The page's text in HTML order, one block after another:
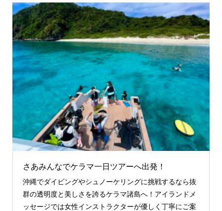
さあみんなでケラマ一日ツアーへ出発！
沖縄でダイビングやシュノーケリングに挑戦するなら抜
群の透明度と美しさを誇るケラマ諸島へ！アイランドメ
ッセージでは女性インストラクターが優しく丁寧にご案